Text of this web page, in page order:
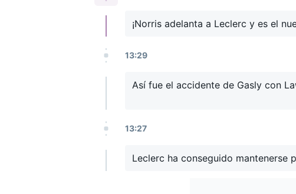
¡Norris adelanta a Leclerc y es el
13:29
Así fue el accidente de Gasly con
13:27
Leclerc ha conseguido mantenerse